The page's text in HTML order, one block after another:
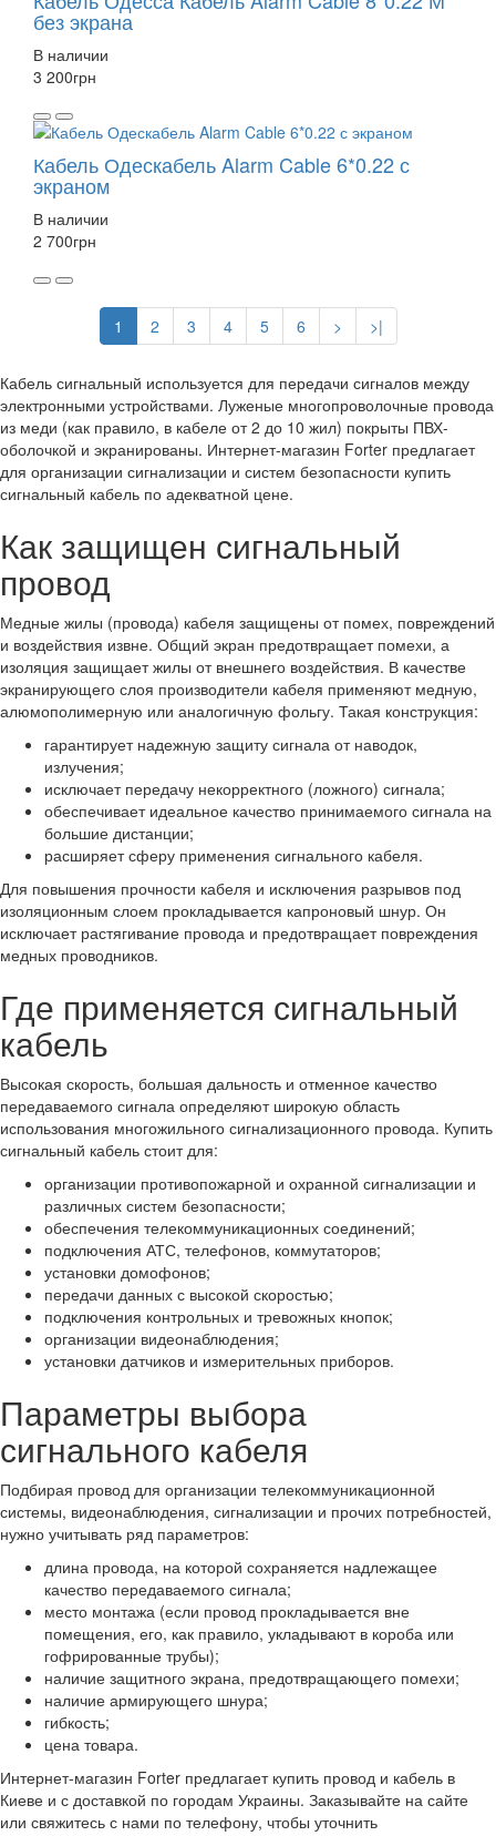
без экрана
В наличии
3 200грн
Кабель Одескабель Alarm Cable 6*0.22 с
экраном
В наличии
2 700грн
1 2 3 4 5 6 > >|
Кабель сигнальный используется для передачи сигналов между
электронными устройствами. Луженые многопроволочные провода
из меди (как правило, в кабеле от 2 до 10 жил) покрыты ПВХ-
оболочкой и экранированы. Интернет-магазин Forter предлагает
для организации сигнализации и систем безопасности купить
сигнальный кабель по адекватной цене.
Как защищен сигнальный
провод
Медные жилы (провода) кабеля защищены от помех, повреждений
и воздействия извне. Общий экран предотвращает помехи, а
изоляция защищает жилы от внешнего воздействия. В качестве
экранирующего слоя производители кабеля применяют медную,
алюмополимерную или аналогичную фольгу. Такая конструкция:
гарантирует надежную защиту сигнала от наводок,
излучения;
исключает передачу некорректного (ложного) сигнала;
обеспечивает идеальное качество принимаемого сигнала на
большие дистанции;
расширяет сферу применения сигнального кабеля.
Для повышения прочности кабеля и исключения разрывов под
изоляционным слоем прокладывается капроновый шнур. Он
исключает растягивание провода и предотвращает повреждения
медных проводников.
Где применяется сигнальный
кабель
Высокая скорость, большая дальность и отменное качество
передаваемого сигнала определяют широкую область
использования многожильного сигнализационного провода. Купить
сигнальный кабель стоит для:
организации противопожарной и охранной сигнализации и
различных систем безопасности;
обеспечения телекоммуникационных соединений;
подключения АТС, телефонов, коммутаторов;
установки домофонов;
передачи данных с высокой скоростью;
подключения контрольных и тревожных кнопок;
организации видеонаблюдения;
установки датчиков и измерительных приборов.
Параметры выбора
сигнального кабеля
Подбирая провод для организации телекоммуникационной
системы, видеонаблюдения, сигнализации и прочих потребностей,
нужно учитывать ряд параметров:
длина провода, на которой сохраняется надлежащее
качество передаваемого сигнала;
место монтажа (если провод прокладывается вне
помещения, его, как правило, укладывают в короба или
гофрированные трубы);
наличие защитного экрана, предотвращающего помехи;
наличие армирующего шнура;
гибкость;
цена товара.
Интернет-магазин Forter предлагает купить провод и кабель в
Киеве и с доставкой по городам Украины. Заказывайте на сайте
или свяжитесь с нами по телефону, чтобы уточнить